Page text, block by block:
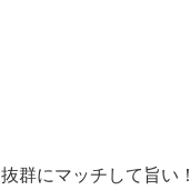
群にマッチして旨い！